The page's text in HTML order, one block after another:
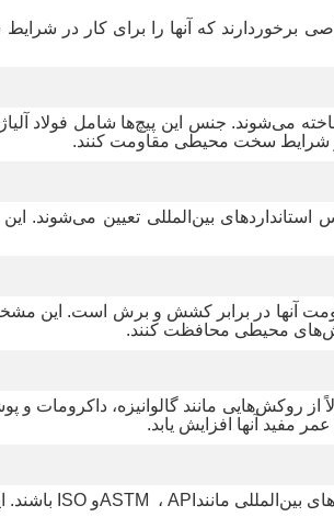
برخوردارند که آنها را برای کار در
می‌شوند. جنس این پیچ‌ها شامل فولاد
شرایط سخت محیطی مقاومت کنند.
بین‌المللی تعیین می‌شوند.
آنها در برابر کشش و برش است. این
محیطی محافظت کنند.
از روکش‌هایی مانند گالوانیزه،
مفید آنها افزایش یابد.
بین‌المللی مانند API ، ASTMو ISO باشند.